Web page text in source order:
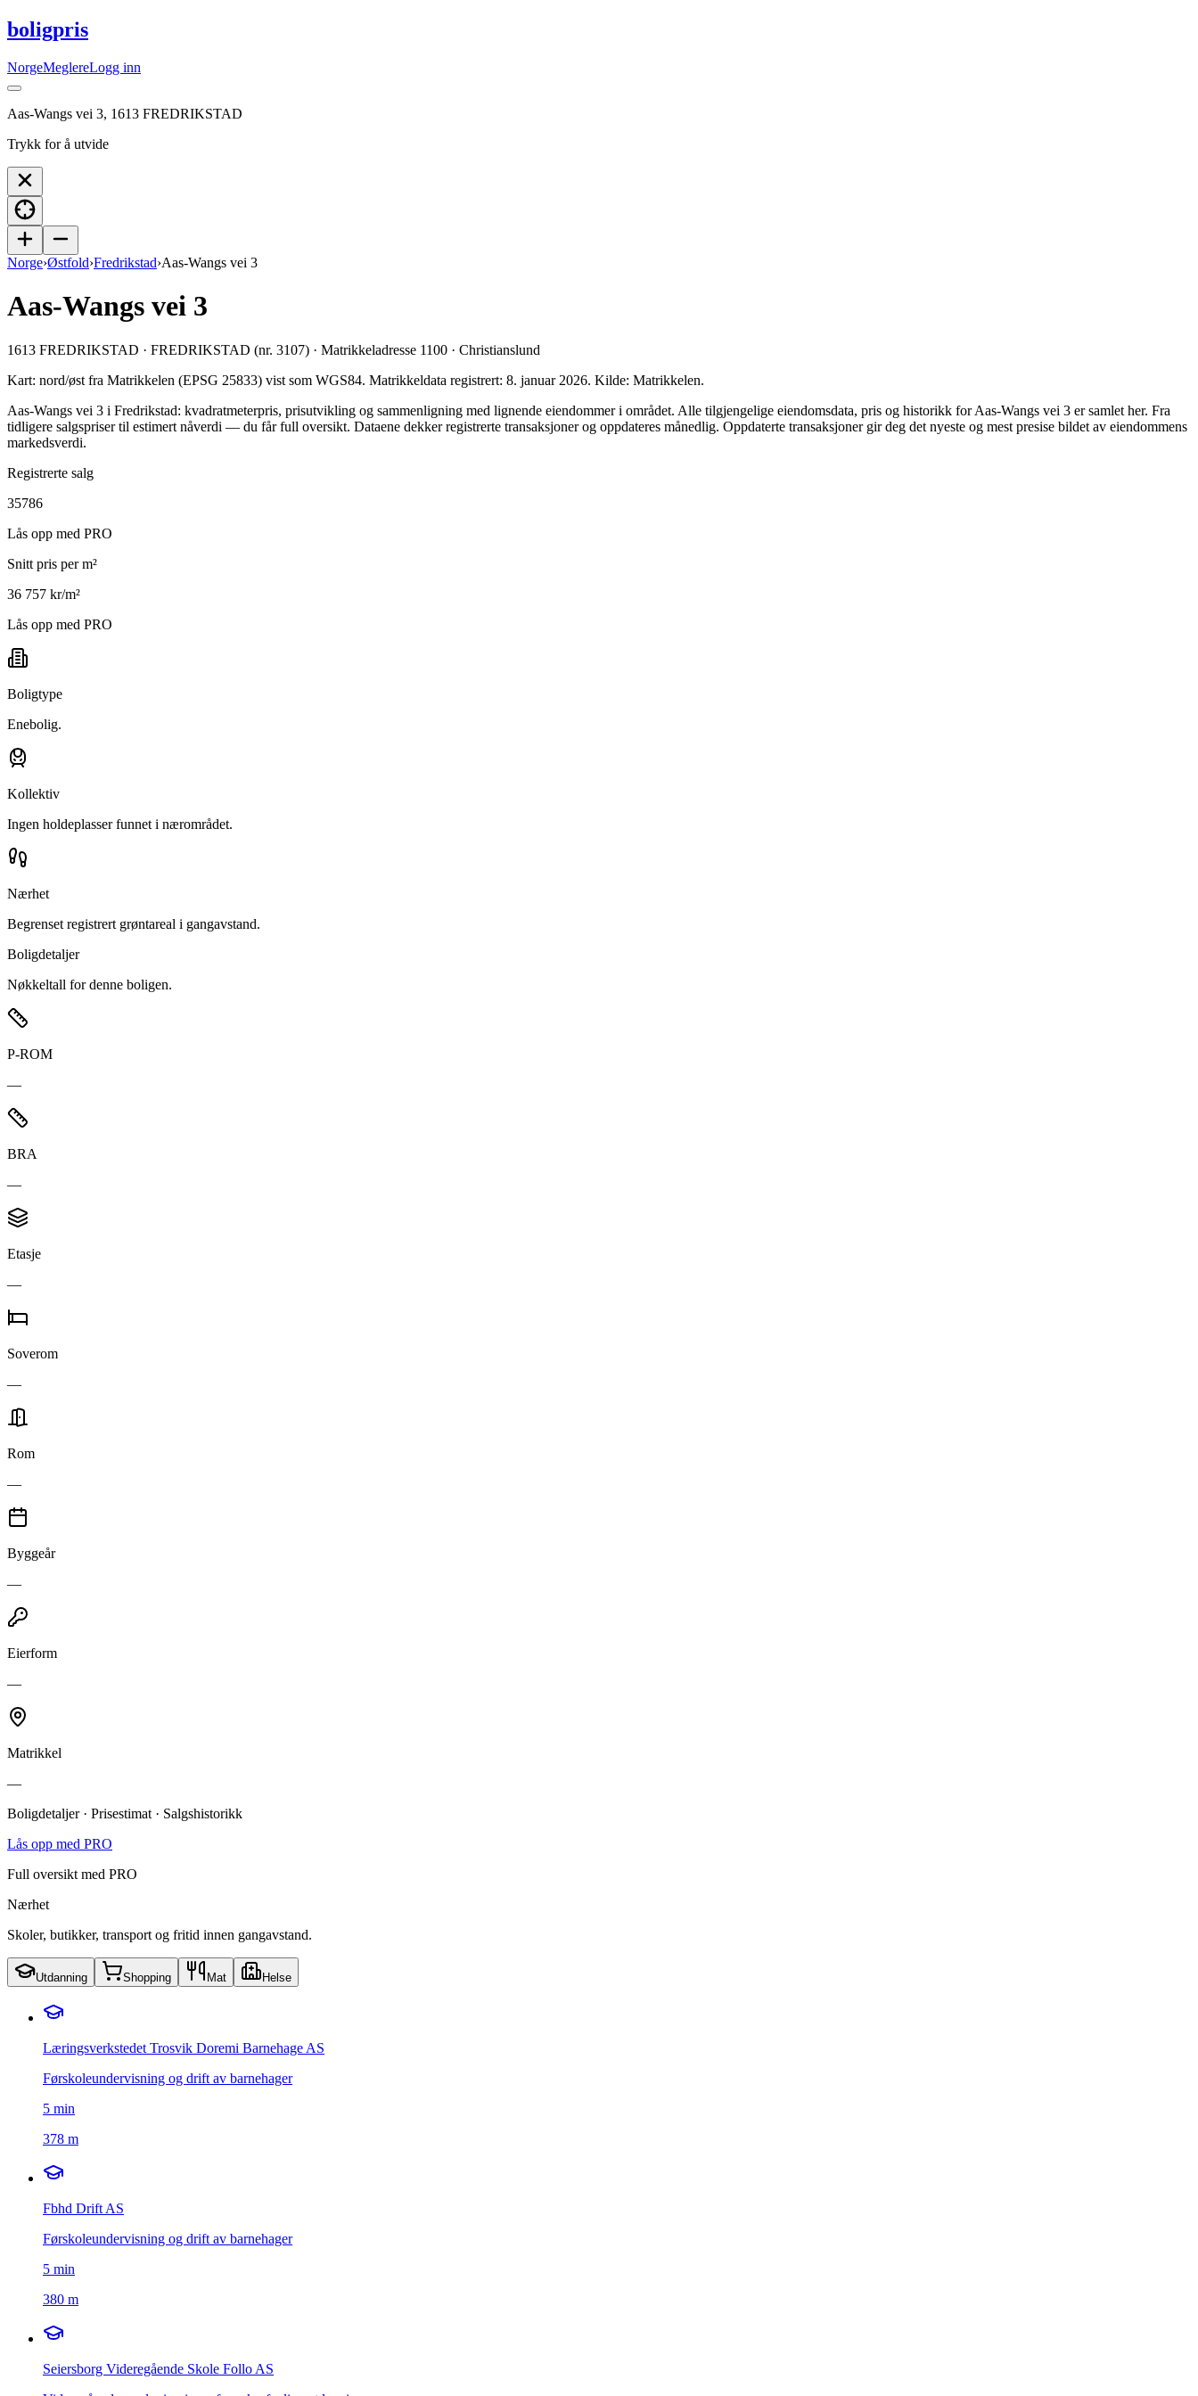
boligpris
NorgeMeglereLogg inn
Aas-Wangs vei 3, 1613 FREDRIKSTAD
Trykk for å utvide
Norge›Østfold›Fredrikstad›Aas-Wangs vei 3
Aas-Wangs vei 3
1613 FREDRIKSTAD · FREDRIKSTAD (nr. 3107) · Matrikkeladresse 1100 · Christianslund
Kart: nord/øst fra Matrikkelen (EPSG 25833) vist som WGS84. Matrikkeldata registrert: 8. januar 2026. Kilde: Matrikkelen.
Aas-Wangs vei 3 i Fredrikstad: kvadratmeterpris, prisutvikling og sammenligning med lignende eiendommer i området. Alle tilgjengelige eiendomsdata, pris og historikk for Aas-Wangs vei 3 er samlet her. Fra
tidligere salgspriser til estimert nåverdi — du får full oversikt. Dataene dekker registrerte transaksjoner og oppdateres månedlig. Oppdaterte transaksjoner gir deg det nyeste og mest presise bildet av eiendommens
markedsverdi.
Registrerte salg
35786
Lås opp med PRO
Snitt pris per m²
36 757 kr/m²
Lås opp med PRO
Boligtype
Enebolig.
Kollektiv
Ingen holdeplasser funnet i nærområdet.
Nærhet
Begrenset registrert grøntareal i gangavstand.
Boligdetaljer
Nøkkeltall for denne boligen.
P-ROM
—
BRA
—
Etasje
—
Soverom
—
Rom
—
Byggeår
—
Eierform
—
Matrikkel
—
Boligdetaljer · Prisestimat · Salgshistorikk
Lås opp med PRO
Full oversikt med PRO
Nærhet
Skoler, butikker, transport og fritid innen gangavstand.
Utdanning Shopping Mat Helse
Læringsverkstedet Trosvik Doremi Barnehage AS
Førskoleundervisning og drift av barnehager
5 min
378 m
Fbhd Drift AS
Førskoleundervisning og drift av barnehager
5 min
380 m
Seiersborg Videregående Skole Follo AS